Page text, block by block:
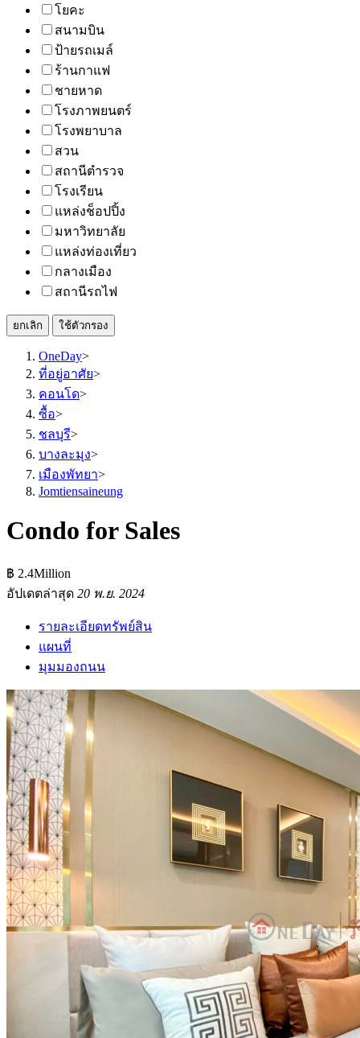
โยคะ
สนามบิน
ป้ายรถเมล์
ร้านกาแฟ
ชายหาด
โรงภาพยนตร์
โรงพยาบาล
สวน
สถานีตำรวจ
โรงเรียน
แหล่งช็อปปิ้ง
มหาวิทยาลัย
แหล่งท่องเที่ยว
กลางเมือง
สถานีรถไฟ
ยกเลิก ใช้ตัวกรอง
OneDay>
ที่อยู่อาศัย>
คอนโด>
ซื้อ>
ชลบุรี>
บางละมุง>
เมืองพัทยา>
Jomtiensaineung
Condo for Sales
฿ 2.4Million
อัปเดตล่าสุด 20 พ.ย. 2024
รายละเอียดทรัพย์สิน
แผนที่
มุมมองถนน